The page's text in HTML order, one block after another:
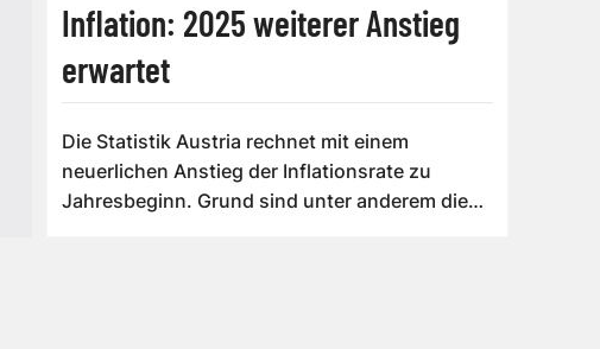
Inflation: 2025 weiterer Anstieg
erwartet
Die Statistik Austria rechnet mit einem
neuerlichen Anstieg der Inflationsrate zu
Jahresbeginn. Grund sind unter anderem die